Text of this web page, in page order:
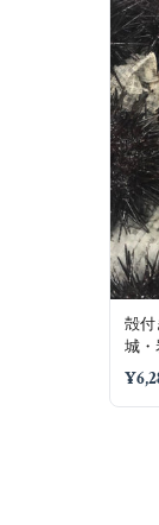
殻
城・